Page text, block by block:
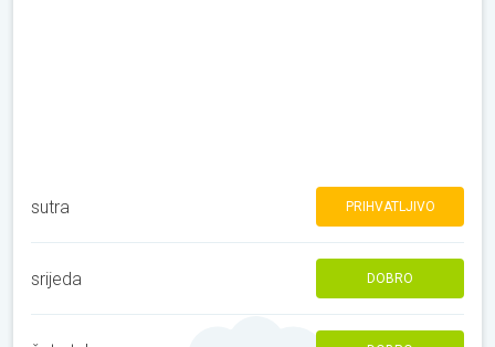
sutra PRIHVATLJIVO
srijeda DOBRO